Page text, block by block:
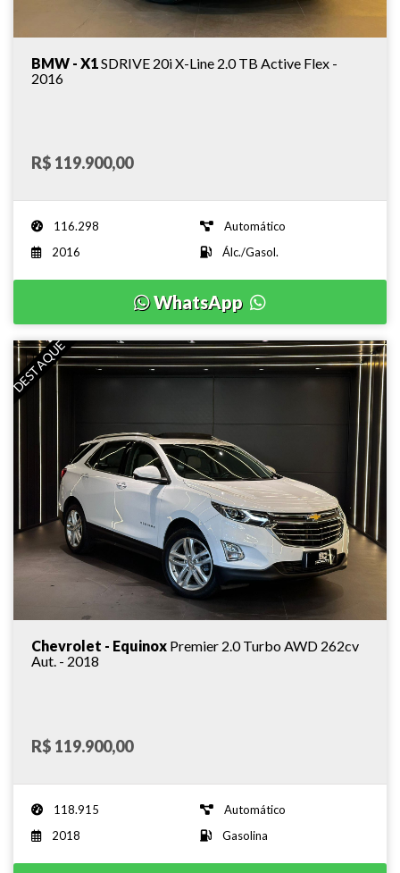
BMW - X1 SDRIVE 20i X-Line 2.0 TB Active Flex -
2016
R$ 119.900,00
116.298
Automático
2016
Álc./Gasol.
WhatsApp
DESTAQUE
Chevrolet - Equinox Premier 2.0 Turbo AWD 262cv
Aut. - 2018
R$ 119.900,00
118.915
Automático
2018
Gasolina